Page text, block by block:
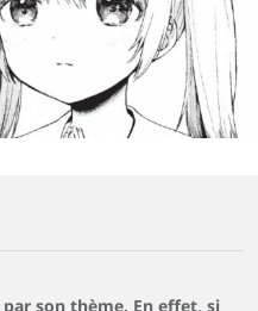
son thème. En effet, si